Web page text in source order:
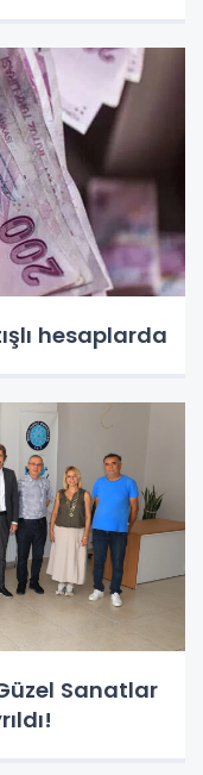
hesaplarda
Sanatlar